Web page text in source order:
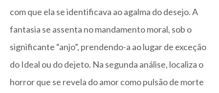
com que ela se identificava ao agalma do desejo. A
fantasia se assenta no mandamento moral, sob o
significante “anjo”, prendendo-a ao lugar de exceção
do Ideal ou do dejeto. Na segunda análise, localiza o
horror que se revela do amor como pulsão de morte